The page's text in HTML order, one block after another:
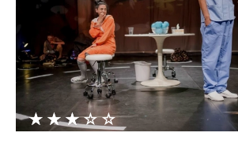
★★★★★
☆☆☆☆☆